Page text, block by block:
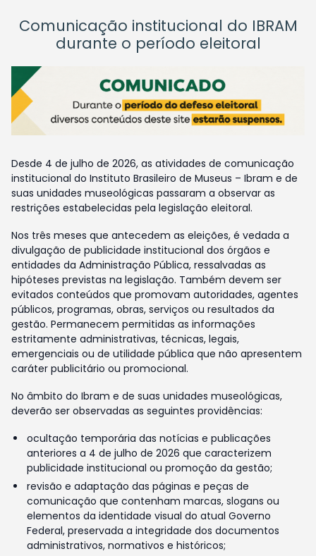
Comunicação institucional do IBRAM
durante o período eleitoral
Desde 4 de julho de 2026, as atividades de comunicação
institucional do Instituto Brasileiro de Museus – Ibram e de
suas unidades museológicas passaram a observar as
restrições estabelecidas pela legislação eleitoral.
Nos três meses que antecedem as eleições, é vedada a
divulgação de publicidade institucional dos órgãos e
entidades da Administração Pública, ressalvadas as
hipóteses previstas na legislação. Também devem ser
evitados conteúdos que promovam autoridades, agentes
públicos, programas, obras, serviços ou resultados da
gestão. Permanecem permitidas as informações
estritamente administrativas, técnicas, legais,
emergenciais ou de utilidade pública que não apresentem
caráter publicitário ou promocional.
No âmbito do Ibram e de suas unidades museológicas,
deverão ser observadas as seguintes providências:
ocultação temporária das notícias e publicações
anteriores a 4 de julho de 2026 que caracterizem
publicidade institucional ou promoção da gestão;
revisão e adaptação das páginas e peças de
comunicação que contenham marcas, slogans ou
elementos da identidade visual do atual Governo
Federal, preservada a integridade dos documentos
administrativos, normativos e históricos;